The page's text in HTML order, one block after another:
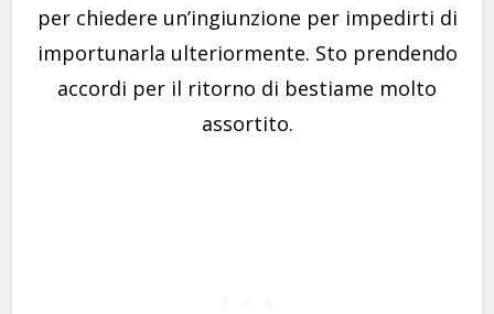
per chiedere un’ingiunzione per impedirti di
importunarla ulteriormente. Sto prendendo
accordi per il ritorno di bestiame molto
assortito.